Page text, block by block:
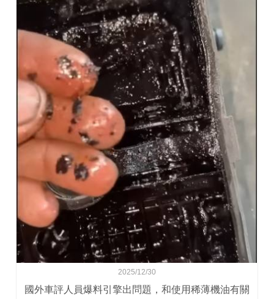
2025/12/30
國外車評人員爆料引擎出問題，和使用稀薄機油有關